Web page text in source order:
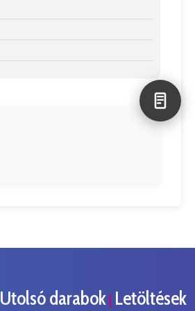
Utolsó darabok | Letöltések